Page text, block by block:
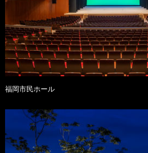
福岡市民ホール